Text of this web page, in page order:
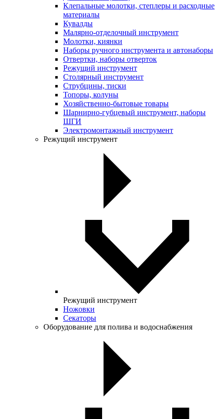
Клепальные молотки, степлеры и расходные
материалы
Кувалды
Малярно-отделочный инструмент
Молотки, киянки
Наборы ручного инструмента и автонаборы
Отвертки, наборы отверток
Режущий инструмент
Столярный инструмент
Струбцины, тиски
Топоры, колуны
Хозяйственно-бытовые товары
Шарнирно-губцевый инструмент, наборы
ШГИ
Электромонтажный инструмент
Режущий инструмент
Режущий инструмент
Ножовки
Секаторы
Оборудование для полива и водоснабжения